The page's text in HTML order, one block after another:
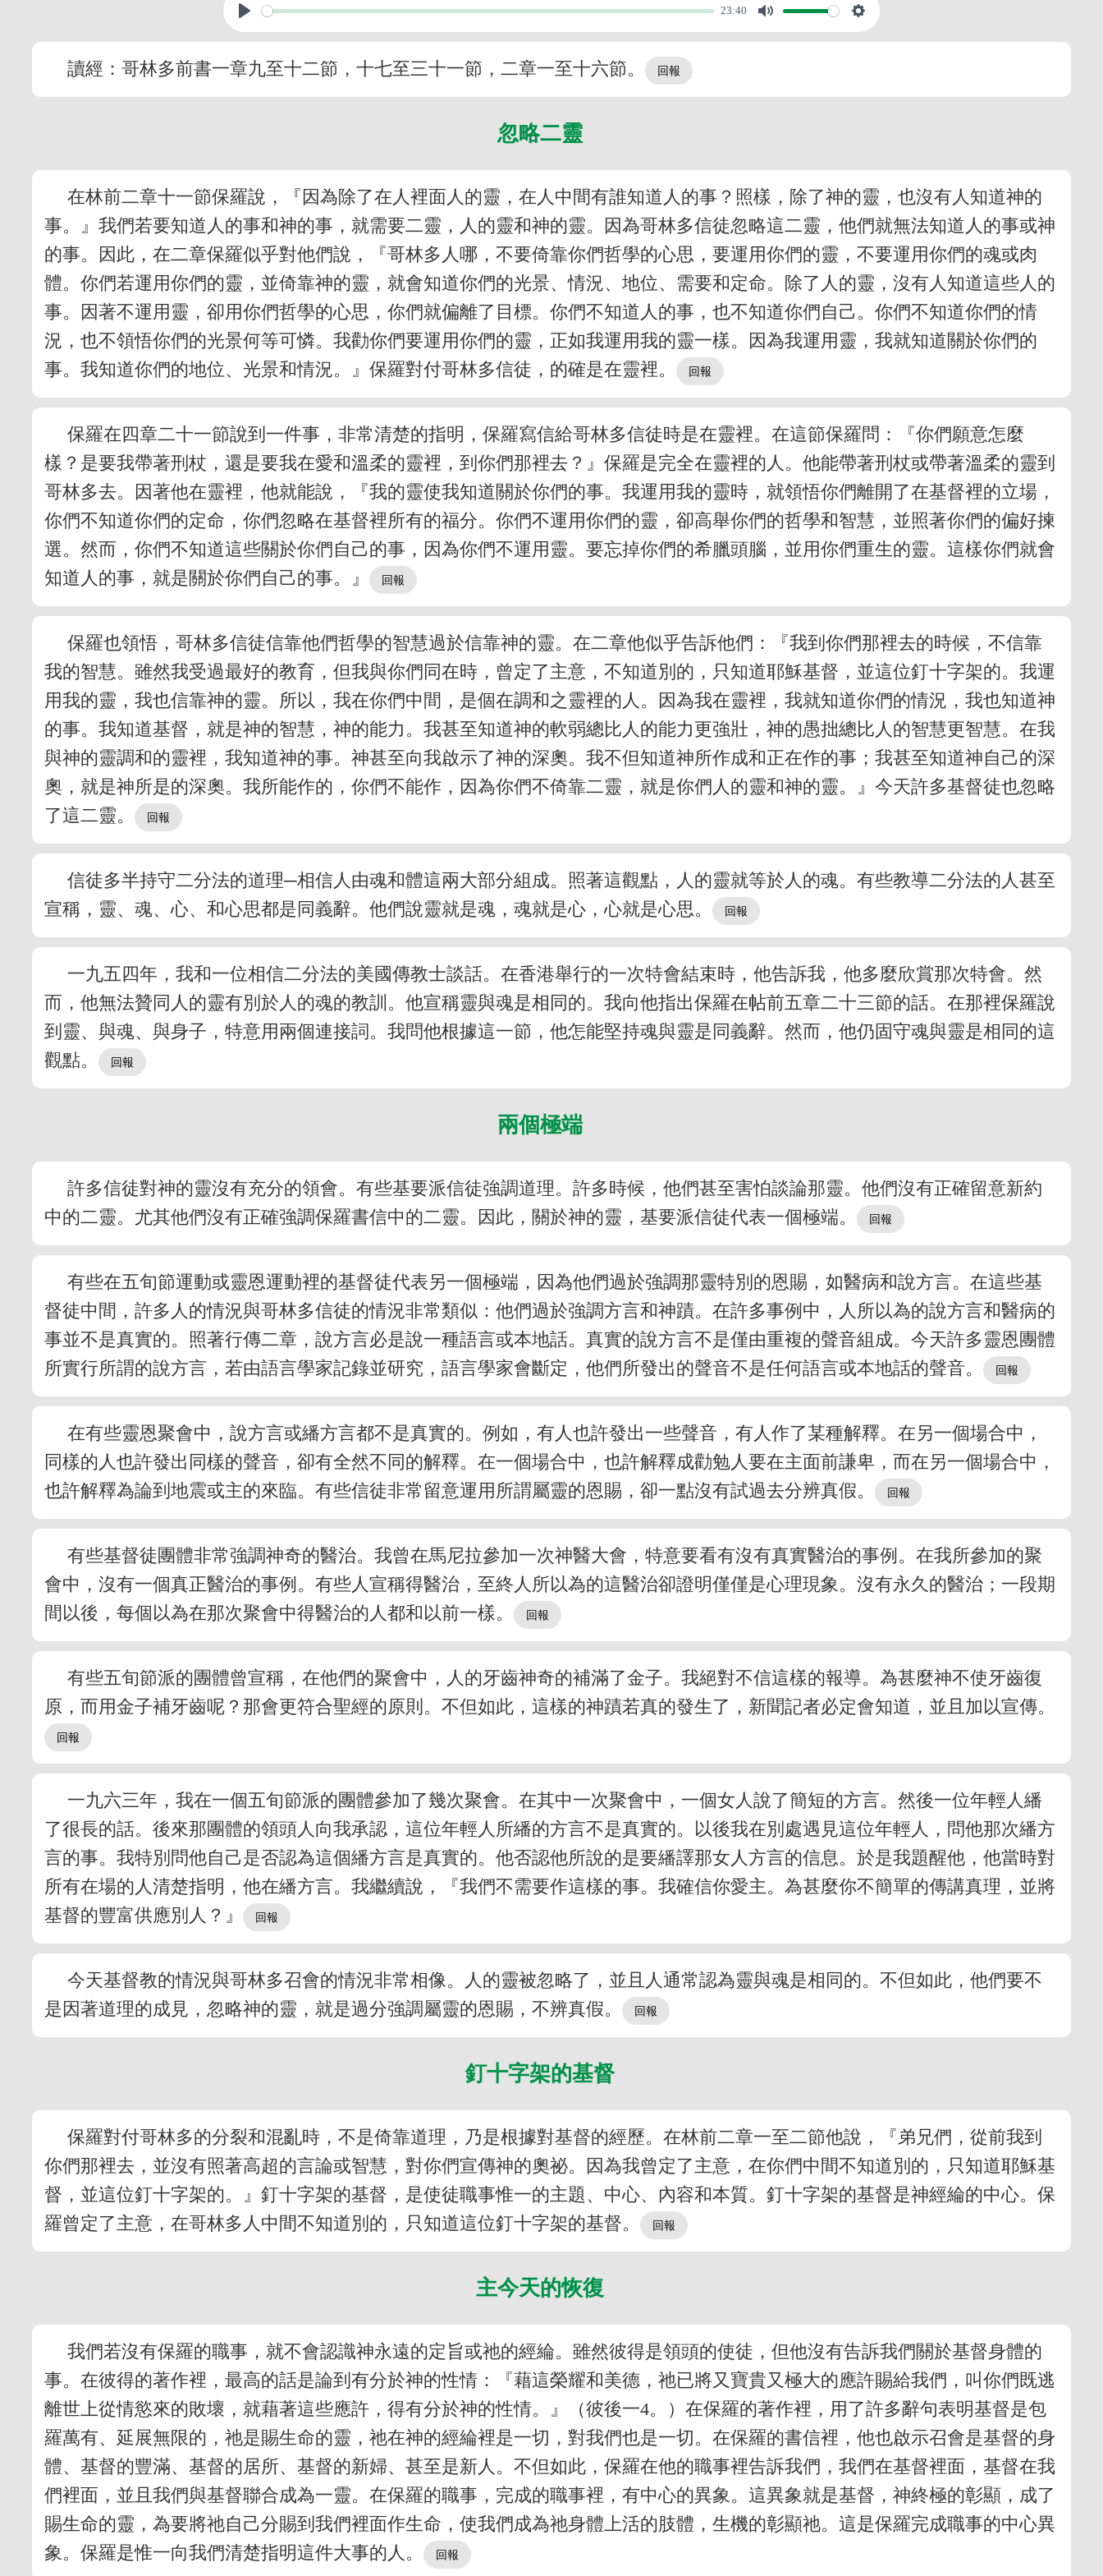
23:40
讀經：哥林多前書一章九至十二節，十七至三十一節，二章一至十六節。
忽略二靈
在林前二章十一節保羅說，『因為除了在人裡面人的靈，在人中間有誰知道人的事？照樣，除了神的靈，也沒有人知道神的
事。』我們若要知道人的事和神的事，就需要二靈，人的靈和神的靈。因為哥林多信徒忽略這二靈，他們就無法知道人的事或神
的事。因此，在二章保羅似乎對他們說，『哥林多人哪，不要倚靠你們哲學的心思，要運用你們的靈，不要運用你們的魂或肉
體。你們若運用你們的靈，並倚靠神的靈，就會知道你們的光景、情況、地位、需要和定命。除了人的靈，沒有人知道這些人的
事。因著不運用靈，卻用你們哲學的心思，你們就偏離了目標。你們不知道人的事，也不知道你們自己。你們不知道你們的情
況，也不領悟你們的光景何等可憐。我勸你們要運用你們的靈，正如我運用我的靈一樣。因為我運用靈，我就知道關於你們的
事。我知道你們的地位、光景和情況。』保羅對付哥林多信徒，的確是在靈裡。
保羅在四章二十一節說到一件事，非常清楚的指明，保羅寫信給哥林多信徒時是在靈裡。在這節保羅問：『你們願意怎麼
樣？是要我帶著刑杖，還是要我在愛和溫柔的靈裡，到你們那裡去？』保羅是完全在靈裡的人。他能帶著刑杖或帶著溫柔的靈到
哥林多去。因著他在靈裡，他就能說，『我的靈使我知道關於你們的事。我運用我的靈時，就領悟你們離開了在基督裡的立場，
你們不知道你們的定命，你們忽略在基督裡所有的福分。你們不運用你們的靈，卻高舉你們的哲學和智慧，並照著你們的偏好揀
選。然而，你們不知道這些關於你們自己的事，因為你們不運用靈。要忘掉你們的希臘頭腦，並用你們重生的靈。這樣你們就會
知道人的事，就是關於你們自己的事。』
保羅也領悟，哥林多信徒信靠他們哲學的智慧過於信靠神的靈。在二章他似乎告訴他們：『我到你們那裡去的時候，不信靠
我的智慧。雖然我受過最好的教育，但我與你們同在時，曾定了主意，不知道別的，只知道耶穌基督，並這位釘十字架的。我運
用我的靈，我也信靠神的靈。所以，我在你們中間，是個在調和之靈裡的人。因為我在靈裡，我就知道你們的情況，我也知道神
的事。我知道基督，就是神的智慧，神的能力。我甚至知道神的軟弱總比人的能力更強壯，神的愚拙總比人的智慧更智慧。在我
與神的靈調和的靈裡，我知道神的事。神甚至向我啟示了神的深奧。我不但知道神所作成和正在作的事；我甚至知道神自己的深
奧，就是神所是的深奧。我所能作的，你們不能作，因為你們不倚靠二靈，就是你們人的靈和神的靈。』今天許多基督徒也忽略
了這二靈。
信徒多半持守二分法的道理─相信人由魂和體這兩大部分組成。照著這觀點，人的靈就等於人的魂。有些教導二分法的人甚至
宣稱，靈、魂、心、和心思都是同義辭。他們說靈就是魂，魂就是心，心就是心思。
一九五四年，我和一位相信二分法的美國傳教士談話。在香港舉行的一次特會結束時，他告訴我，他多麼欣賞那次特會。然
而，他無法贊同人的靈有別於人的魂的教訓。他宣稱靈與魂是相同的。我向他指出保羅在帖前五章二十三節的話。在那裡保羅說
到靈、與魂、與身子，特意用兩個連接詞。我問他根據這一節，他怎能堅持魂與靈是同義辭。然而，他仍固守魂與靈是相同的這
觀點。
兩個極端
許多信徒對神的靈沒有充分的領會。有些基要派信徒強調道理。許多時候，他們甚至害怕談論那靈。他們沒有正確留意新約
中的二靈。尤其他們沒有正確強調保羅書信中的二靈。因此，關於神的靈，基要派信徒代表一個極端。
有些在五旬節運動或靈恩運動裡的基督徒代表另一個極端，因為他們過於強調那靈特別的恩賜，如醫病和說方言。在這些基
督徒中間，許多人的情況與哥林多信徒的情況非常類似：他們過於強調方言和神蹟。在許多事例中，人所以為的說方言和醫病的
事並不是真實的。照著行傳二章，說方言必是說一種語言或本地話。真實的說方言不是僅由重複的聲音組成。今天許多靈恩團體
所實行所謂的說方言，若由語言學家記錄並研究，語言學家會斷定，他們所發出的聲音不是任何語言或本地話的聲音。
在有些靈恩聚會中，說方言或繙方言都不是真實的。例如，有人也許發出一些聲音，有人作了某種解釋。在另一個場合中，
同樣的人也許發出同樣的聲音，卻有全然不同的解釋。在一個場合中，也許解釋成勸勉人要在主面前謙卑，而在另一個場合中，
也許解釋為論到地震或主的來臨。有些信徒非常留意運用所謂屬靈的恩賜，卻一點沒有試過去分辨真假。
有些基督徒團體非常強調神奇的醫治。我曾在馬尼拉參加一次神醫大會，特意要看有沒有真實醫治的事例。在我所參加的聚
會中，沒有一個真正醫治的事例。有些人宣稱得醫治，至終人所以為的這醫治卻證明僅僅是心理現象。沒有永久的醫治；一段期
間以後，每個以為在那次聚會中得醫治的人都和以前一樣。
有些五旬節派的團體曾宣稱，在他們的聚會中，人的牙齒神奇的補滿了金子。我絕對不信這樣的報導。為甚麼神不使牙齒復
原，而用金子補牙齒呢？那會更符合聖經的原則。不但如此，這樣的神蹟若真的發生了，新聞記者必定會知道，並且加以宣傳。
一九六三年，我在一個五旬節派的團體參加了幾次聚會。在其中一次聚會中，一個女人說了簡短的方言。然後一位年輕人繙
了很長的話。後來那團體的領頭人向我承認，這位年輕人所繙的方言不是真實的。以後我在別處遇見這位年輕人，問他那次繙方
言的事。我特別問他自己是否認為這個繙方言是真實的。他否認他所說的是要繙譯那女人方言的信息。於是我題醒他，他當時對
所有在場的人清楚指明，他在繙方言。我繼續說，『我們不需要作這樣的事。我確信你愛主。為甚麼你不簡單的傳講真理，並將
基督的豐富供應別人？』
今天基督教的情況與哥林多召會的情況非常相像。人的靈被忽略了，並且人通常認為靈與魂是相同的。不但如此，他們要不
是因著道理的成見，忽略神的靈，就是過分強調屬靈的恩賜，不辨真假。
釘十字架的基督
保羅對付哥林多的分裂和混亂時，不是倚靠道理，乃是根據對基督的經歷。在林前二章一至二節他說，『弟兄們，從前我到
你們那裡去，並沒有照著高超的言論或智慧，對你們宣傳神的奧祕。因為我曾定了主意，在你們中間不知道別的，只知道耶穌基
督，並這位釘十字架的。』釘十字架的基督，是使徒職事惟一的主題、中心、內容和本質。釘十字架的基督是神經綸的中心。保
羅曾定了主意，在哥林多人中間不知道別的，只知道這位釘十字架的基督。
主今天的恢復
我們若沒有保羅的職事，就不會認識神永遠的定旨或祂的經綸。雖然彼得是領頭的使徒，但他沒有告訴我們關於基督身體的
事。在彼得的著作裡，最高的話是論到有分於神的性情：『藉這榮耀和美德，祂已將又寶貴又極大的應許賜給我們，叫你們既逃
離世上從情慾來的敗壞，就藉著這些應許，得有分於神的性情。』（彼後一4。）在保羅的著作裡，用了許多辭句表明基督是包
羅萬有、延展無限的，祂是賜生命的靈，祂在神的經綸裡是一切，對我們也是一切。在保羅的書信裡，他也啟示召會是基督的身
體、基督的豐滿、基督的居所、基督的新婦、甚至是新人。不但如此，保羅在他的職事裡告訴我們，我們在基督裡面，基督在我
們裡面，並且我們與基督聯合成為一靈。在保羅的職事，完成的職事裡，有中心的異象。這異象就是基督，神終極的彰顯，成了
賜生命的靈，為要將祂自己分賜到我們裡面作生命，使我們成為祂身體上活的肢體，生機的彰顯祂。這是保羅完成職事的中心異
象。保羅是惟一向我們清楚指明這件大事的人。